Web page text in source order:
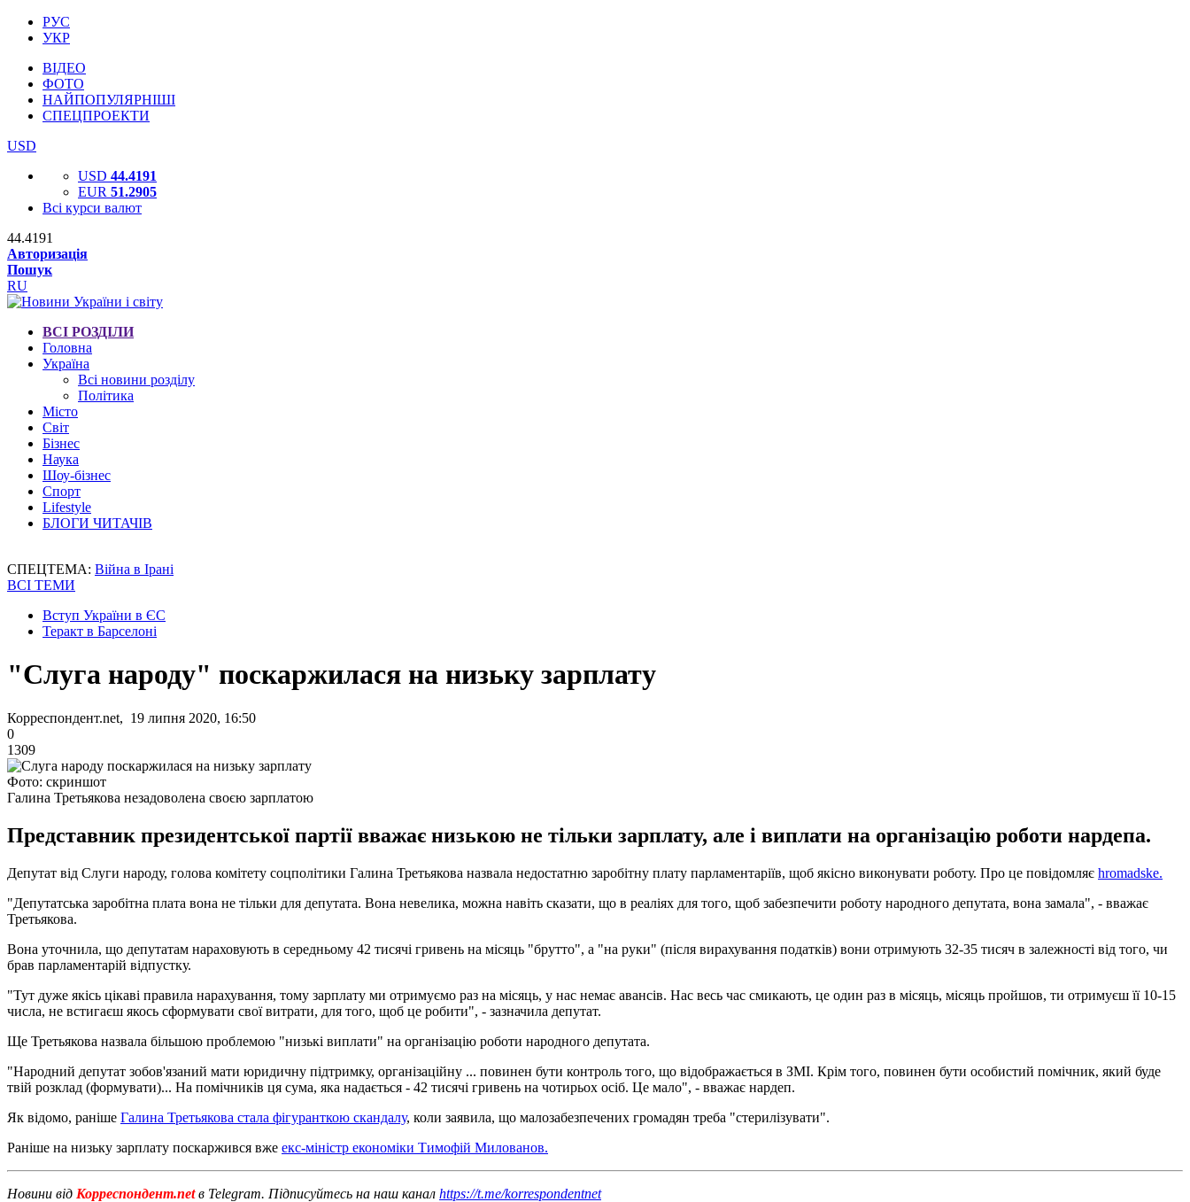
РУС
УКР
ВІДЕО
ФОТО
НАЙПОПУЛЯРНІШІ
СПЕЦПРОЕКТИ
USD
USD 44.4191
EUR 51.2905
Всі курси валют
44.4191
Авторизація
Пошук
RU
ВСІ РОЗДІЛИ
Головна
Україна
Всі новини розділу
Політика
Місто
Світ
Бізнес
Наука
Шоу-бізнес
Спорт
Lifestyle
БЛОГИ ЧИТАЧІВ
СПЕЦТЕМА: Війна в Ірані
ВСІ ТЕМИ
Вступ України в ЄС
Теракт в Барселоні
"Слуга народу" поскаржилася на низьку зарплату
Корреспондент.net, 19 липня 2020, 16:50
0
1309
Фото: скриншот
Галина Третьякова незадоволена своєю зарплатою
Представник президентської партії вважає низькою не тільки зарплату, але і виплати на організацію роботи нардепа.
Депутат від Слуги народу, голова комітету соцполітики Галина Третьякова назвала недостатню заробітну плату парламентаріїв, щоб якісно виконувати роботу. Про це повідомляє hromadske.
"Депутатська заробітна плата вона не тільки для депутата. Вона невелика, можна навіть сказати, що в реаліях для того, щоб забезпечити роботу народного депутата, вона замала", - вважає
Третьякова.
Вона уточнила, що депутатам нараховують в середньому 42 тисячі гривень на місяць "брутто", а "на руки" (після вирахування податків) вони отримують 32-35 тисяч в залежності від того, чи
брав парламентарій відпустку.
"Тут дуже якісь цікаві правила нарахування, тому зарплату ми отримуємо раз на місяць, у нас немає авансів. Нас весь час смикають, це один раз в місяць, місяць пройшов, ти отримуєш її 10-15
числа, не встигаєш якось сформувати свої витрати, для того, щоб це робити", - зазначила депутат.
Ще Третьякова назвала більшою проблемою "низькі виплати" на організацію роботи народного депутата.
"Народний депутат зобов'язаний мати юридичну підтримку, організаційну ... повинен бути контроль того, що відображається в ЗМІ. Крім того, повинен бути особистий помічник, який буде
твій розклад (формувати)... На помічників ця сума, яка надається - 42 тисячі гривень на чотирьох осіб. Це мало", - вважає нардеп.
Як відомо, раніше Галина Третьякова стала фігуранткою скандалу, коли заявила, що малозабезпечених громадян треба "стерилізувати".
Раніше на низьку зарплату поскаржився вже екс-міністр економіки Тимофій Милованов.
Новини від Корреспондент.netв Telegram. Підписуйтесь на наш канал https://t.me/korrespondentnet